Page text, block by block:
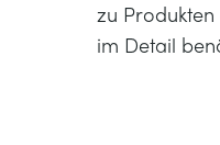
zu
im Detail